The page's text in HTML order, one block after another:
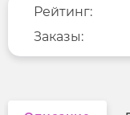
Фактура материала
Длина рукава
Вырез горловины
Рейтинг:
Заказы: